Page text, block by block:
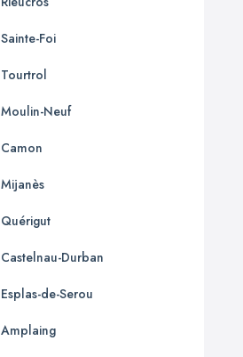
Sainte-Foi
Tourtrol
Moulin-Neuf
Camon
Mijanès
Quérigut
Castelnau-Durban
Esplas-de-Serou
Amplaing